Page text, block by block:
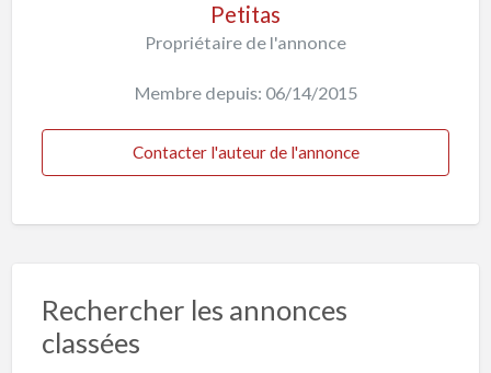
Petitas
Propriétaire de l'annonce
Membre depuis: 06/14/2015
Contacter l'auteur de l'annonce
Rechercher les annonces
classées